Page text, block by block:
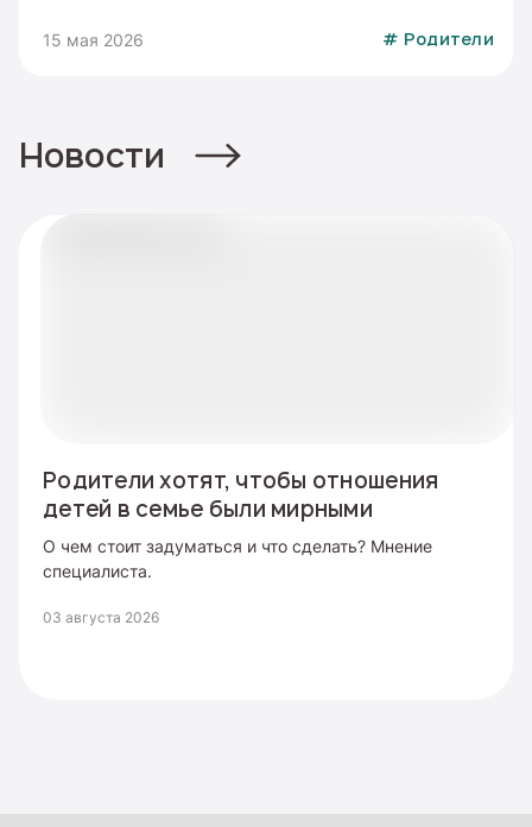
15 мая 2026 # Родители
Новости
Родители хотят, чтобы отношения
детей в семье были мирными
О чем стоит задуматься и что сделать? Мнение
специалиста.
03 августа 2026